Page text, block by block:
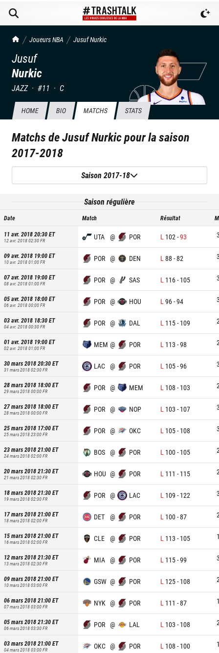
TrashTalk Actu NBA
Joueurs NBA JusufNurkic
Jusuf
Nurkic
JAZZ · #11 · C
HOME BIO MATCHS STATS
Matchs deJusuf Nurkicpour la saison
2017-2018
Saison 2017-18
Saison régulière
Date Match Résultat
11 avr. 2018 20:30ET
12 avr. 2018 02:30FR UTA @ POR L 102 -93
09 avr. 2018 19:00ET
10 avr. 2018 01:00FR POR @ DEN L 88 -82
07 avr. 2018 19:00ET
08 avr. 2018 01:00FR POR @ SAS L 116- 105
05 avr. 2018 18:00ET
06 avr. 2018 00:00FR POR @ HOU L 96-94
03 avr. 2018 18:30ET
04 avr. 2018 00:30FR POR @ DAL L 115- 109
01 avr. 2018 19:00ET
02 avr. 2018 01:00FR MEM @ POR L 113 -98
30 mars 2018 20:30ET
31 mars 2018 02:30FR LAC @ POR L 105-96
28 mars 2018 18:00ET
29 mars 2018 00:00FR POR @ MEM L 108 - 103
27 mars 2018 18:00ET
28 mars 2018 00:00FR POR @ NOP L 103 - 107
25 mars 2018 17:00ET
25 mars 2018 23:00FR POR @ OKC L 105- 108
23 mars 2018 21:00ET
24 mars 2018 02:00FR BOS @ POR L 100- 105
20 mars 2018 21:30ET
21 mars 2018 02:30FR HOU @ POR L 111 - 115
18 mars 2018 21:30ET
19 mars 2018 02:30FR POR @ LAC L 109 - 122
17 mars 2018 21:00ET
18 mars 2018 02:00FR DET @ POR L 100-87
15 mars 2018 21:00ET
16 mars 2018 02:00FR CLE @ POR L 113 - 105
12 mars 2018 21:30ET
13 mars 2018 02:30FR MIA @ POR L 115-99
09 mars 2018 21:00ET
10 mars 2018 03:00FR GSW @ POR L 125- 108
06 mars 2018 21:00ET
07 mars 2018 03:00FR NYK @ POR L 111 -87
05 mars 2018 21:30ET
06 mars 2018 03:30FR POR @ LAL L 103 - 108
03 mars 2018 21:00ET
04 mars 2018 03:00FR OKC @ POR L 108 - 100